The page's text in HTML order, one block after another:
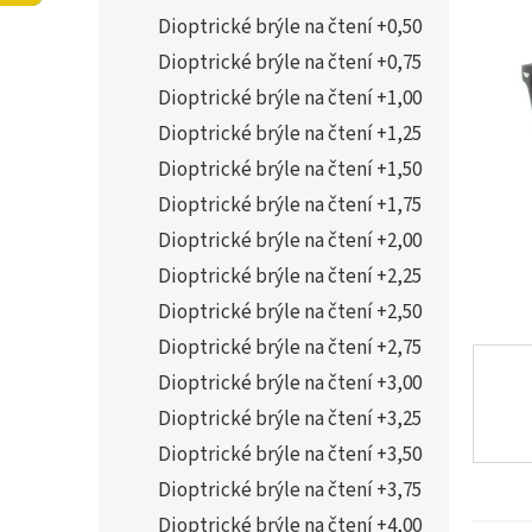
Dioptrické brýle na čtení +0,50
Dioptrické brýle na čtení +0,75
Dioptrické brýle na čtení +1,00
Dioptrické brýle na čtení +1,25
Dioptrické brýle na čtení +1,50
Dioptrické brýle na čtení +1,75
Dioptrické brýle na čtení +2,00
Dioptrické brýle na čtení +2,25
Dioptrické brýle na čtení +2,50
Dioptrické brýle na čtení +2,75
Dioptrické brýle na čtení +3,00
Dioptrické brýle na čtení +3,25
Dioptrické brýle na čtení +3,50
Dioptrické brýle na čtení +3,75
Dioptrické brýle na čtení +4,00